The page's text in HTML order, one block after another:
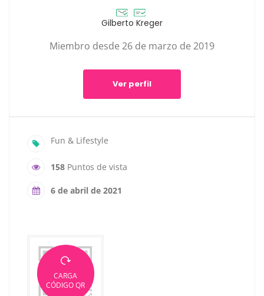
Gilberto Kreger
Miembro desde 26 de marzo de 2019
Ver perfil
Fun & Lifestyle
158 Puntos de vista
6 de abril de 2021
CARGA
CÓDIGO QR